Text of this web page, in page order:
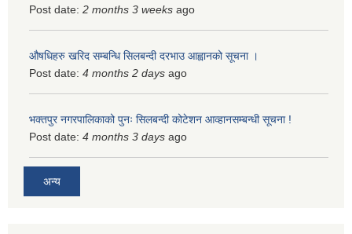
Post date: 2 months 3 weeks ago
औषधिहरु खरिद सम्बन्धि सिलबन्दी दरभाउ आह्वानको सूचना ।
Post date: 4 months 2 days ago
भक्तपुर नगरपालिकाको पुनः सिलबन्दी कोटेशन आव्हानसम्बन्धी सूचना !
Post date: 4 months 3 days ago
अन्य